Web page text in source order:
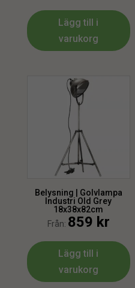
Lägg till i
varukorg
Belysning | Golvlampa
Industri Old Grey
18x38x82cm
Från: 859 kr
Lägg till i
varukorg